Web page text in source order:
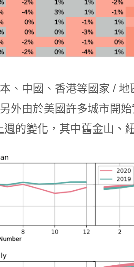
、中國、香港等國家 /
外由於美國許多城市開
的變化，其中舊金山、